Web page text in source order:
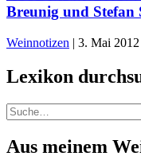
Breunig und Stefan
Weinnotizen | 3. Mai 2012
Lexikon
Suche
Aus meinem